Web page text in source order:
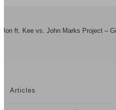
Jon ft. Kee vs. John Marks Project –
Articles